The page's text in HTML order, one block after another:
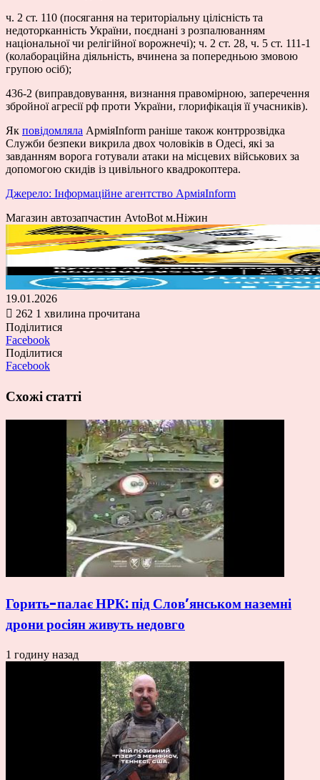
ч. 2 ст. 110 (посягання на територіальну цілісність та
недоторканність України, поєднані з розпалюванням
національної чи релігійної ворожнечі); ч. 2 ст. 28, ч. 5 ст. 111-1
(колабораційна діяльність, вчинена за попередньою змовою
групою осіб);
436-2 (виправдовування, визнання правомірною, заперечення
збройної агресії рф проти України, глорифікація її учасників).
Як повідомляла АрміяInform раніше також контррозвідка
Служби безпеки викрила двох чоловіків в Одесі, які за
завданням ворога готували атаки на місцевих військових за
допомогою скидів із цивільного квадрокоптера.
Джерело: Інформаційне агентство АрміяInform
Магазин автозапчастин AvtoBot м.Ніжин
19.01.2026
262 1 хвилина прочитана
Поділитися
Facebook
Поділитися
Facebook
Схожі статті
Горить-палає НРК: під Слов’янськом наземні
дрони росіян живуть недовго
1 годину назад